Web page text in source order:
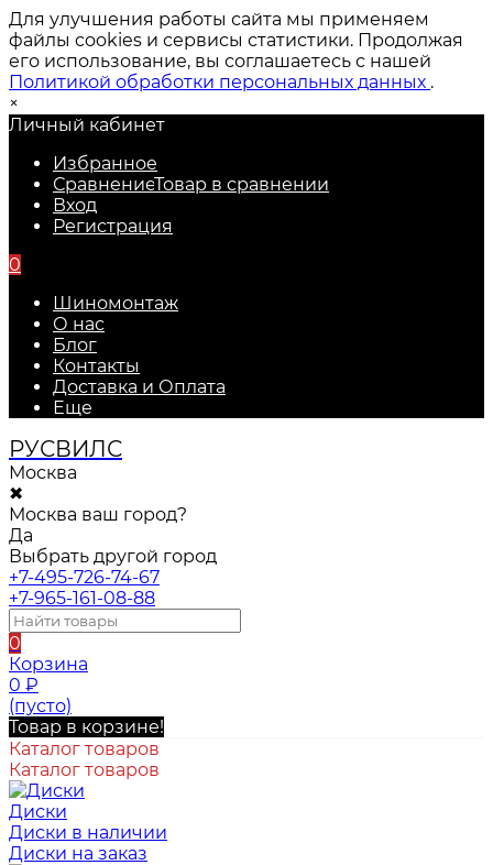
Для улучшения работы сайта мы применяем
файлы cookies и сервисы статистики. Продолжая
его использование, вы соглашаетесь с нашей
Политикой обработки персональных данных .
×
Личный кабинет
Избранное
СравнениеТовар в сравнении
Вход
Регистрация
0
Шиномонтаж
О нас
Блог
Контакты
Доставка и Оплата
Еще
РУСВИЛС
Москва
✖
Москва ваш город?
Да
Выбрать другой город
+7-495-726-74-67
+7-965-161-08-88
0
Корзина
0 ₽
(пусто)
Товар в корзине!
Каталог товаров
Каталог товаров
Диски
Диски в наличии
Диски на заказ